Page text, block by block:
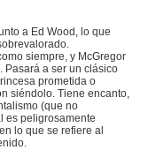
a Ed Wood, lo que
siempre, y McGregor
Pasará a ser un clásico
prometida o
siéndolo. Tiene encanto,
(que no
es peligrosamente
lo que se refiere al